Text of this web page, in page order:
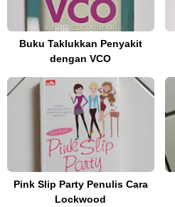
Buku Taklukkan Penyakit
dengan VCO
Pink Slip Party Penulis Cara
Lockwood